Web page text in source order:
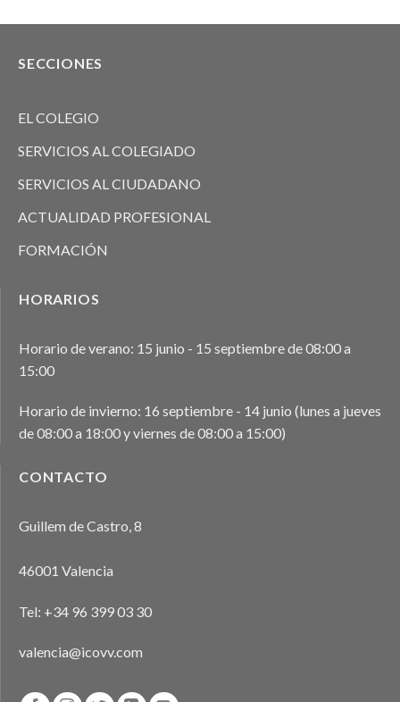
SECCIONES
EL COLEGIO
SERVICIOS AL COLEGIADO
SERVICIOS AL CIUDADANO
ACTUALIDAD PROFESIONAL
FORMACIÓN
HORARIOS
Horario de verano: 15 junio - 15 septiembre de 08:00 a
15:00
Horario de invierno: 16 septiembre - 14 junio (lunes a jueves
de 08:00 a 18:00 y viernes de 08:00 a 15:00)
CONTACTO
Guillem de Castro, 8
46001 Valencia
Tel: +34 96 399 03 30
valencia@icovv.com